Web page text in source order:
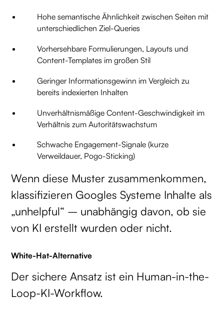
Hohe semantische Ähnlichkeit zwischen Seiten mit
unterschiedlichen Ziel-Queries
Vorhersehbare Formulierungen, Layouts und
Content-Templates im großen Stil
Geringer Informationsgewinn im Vergleich zu
bereits indexierten Inhalten
Unverhältnismäßige Content-Geschwindigkeit im
Verhältnis zum Autoritätswachstum
Schwache Engagement-Signale (kurze
Verweildauer, Pogo-Sticking)
Wenn diese Muster zusammenkommen,
klassifizieren Googles Systeme Inhalte als
„unhelpful“ – unabhängig davon, ob sie
von KI erstellt wurden oder nicht.
White-Hat-Alternative
Der sichere Ansatz ist ein Human-in-the-
Loop-KI-Workflow.